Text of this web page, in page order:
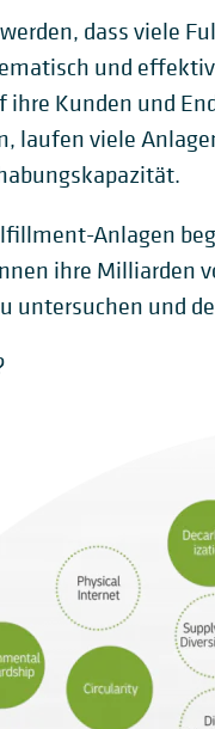
dass viele
und
Kunden und
laufen viele
Anlagen
ihre Milliarden
untersuchen und